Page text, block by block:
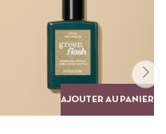
AJOUTER AU PANIER